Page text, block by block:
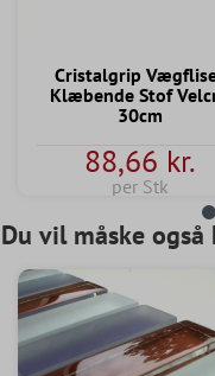
Cristalgrip
Klæbende Stof
30cm
88,66 kr.
per Stk
Du vil måske